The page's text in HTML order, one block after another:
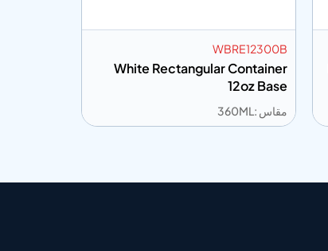
WBRE12300B
White Rectangular Container
12oz Base
مقاس :360ML